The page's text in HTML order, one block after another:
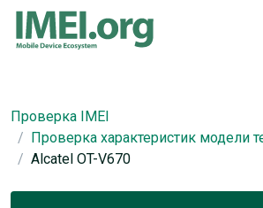
Проверка IMEI
Проверка характеристик модели
Alcatel OT-V670